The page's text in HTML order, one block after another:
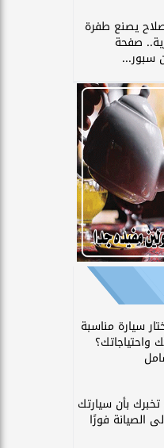
يصنع طفرة
صفحة
سبور...
سيارة مناسبة
واحتياجاتك؟
بأن سيارتك
الصيانة فورًا